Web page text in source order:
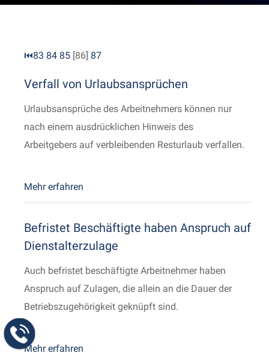
⏮83 84 85 [86] 87
Verfall von Urlaubsansprüchen
Urlaubsansprüche des Arbeitnehmers können nur
nach einem ausdrücklichen Hinweis des
Arbeitgebers auf verbleibenden Resturlaub verfallen.
Mehr erfahren
Befristet Beschäftigte haben Anspruch auf
Dienstalterzulage
Auch befristet beschäftigte Arbeitnehmer haben
Anspruch auf Zulagen, die allein an die Dauer der
Betriebszugehörigkeit geknüpft sind.
Mehr erfahren